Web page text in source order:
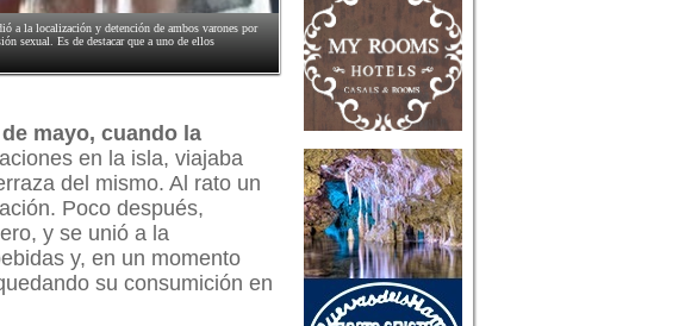
a la localización y detención de ambos varones por
sexual. Es de destacar que a uno de ellos
mayo, cuando la
en la isla, viajaba
del mismo. Al rato un
Poco después,
y se unió a la
y, en un momento
su consumición en